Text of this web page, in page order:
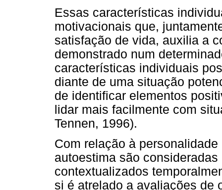
Essas características
motivacionais que,
satisfação de vida, auxilia a
demonstrado num
características individuais
diante de uma situação
de identificar elementos
lidar mais facilmente com
Tennen, 1996).
Com relação à
autoestima são
contextualizados
si é atrelado a avaliações de